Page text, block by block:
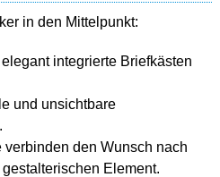
in den Mittelpunkt:
integrierte Briefkästen
und unsichtbare
den Wunsch nach
Element.